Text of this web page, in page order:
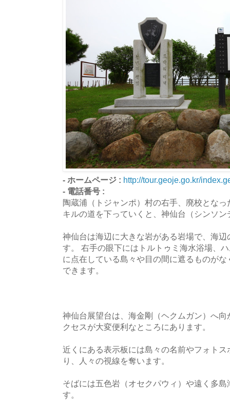
- ホームページ : http://tour.geoje.go.kr/
- 電話番号 :
陶蔵浦（トジャンポ）村の右手、廃校とな
キルの道を下っていくと、神仙台（シンソ
神仙台は海辺に大きな岩がある岩場で、海
す。 右手の眼下にはトルトゥミ海水浴場、
に点在している島々や目の間に遮るものが
できます。
神仙台展望台は、海金剛（ヘクムガン）へ
クセスが大変便利なところにあります。
近くにある表示板には島々の名前やフォト
り、人々の視線を奪います。
そばには五色岩（オセクパウィ）や遠く多
す。